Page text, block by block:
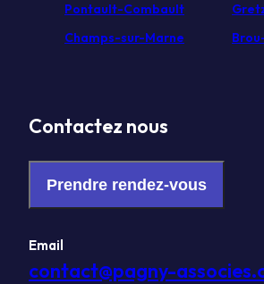
Pontault-Combault
Champs-sur-Marne
Contactez nous
Prendre rendez-vous
Email
contact@pagny-